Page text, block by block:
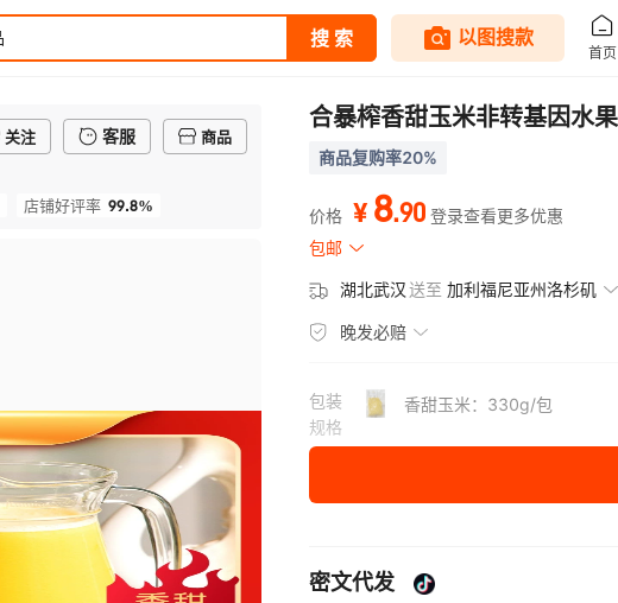
关注 客服
商品
店铺好评率 99.8%
合暴榨香甜玉米非转基因水
商品复购率20%
价格 ¥ 8.90 登录查看更多优惠
包邮
湖北武汉送至 加利福尼亚州洛杉矶
晚发必赔
包装
规格
香甜玉米：330g/包
密文代发